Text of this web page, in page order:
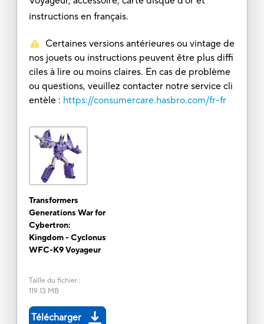
instructions en français.
Certaines versions antérieures ou vintage de
nos jouets ou instructions peuvent être plus diffi
ciles à lire ou moins claires. En cas de problème
ou questions, veuillez contacter notre service cli
entèle : https://consumercare.hasbro.com/fr-fr
Transformers
Generations War for
Cybertron:
Kingdom - Cyclonus
WFC-K9 Voyageur
Taille du fichier:
119.13 MB
Télécharger